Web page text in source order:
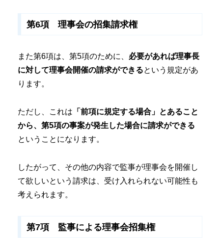
第6項 理事会の招集請求権
また第6項は、第5項のために、 必要があれば理事長
に対して理事会開催の請求ができるという規定があ
ります。
ただし、これは 「前項に規定する場合」とあること
から、第5項の事案が発生した場合に請求ができる
ということになります。
したがって、その他の内容で監事が理事会を開催し
て欲しいという請求は、受け入れられない可能性も
考えられます。
第7項 監事による理事会招集権